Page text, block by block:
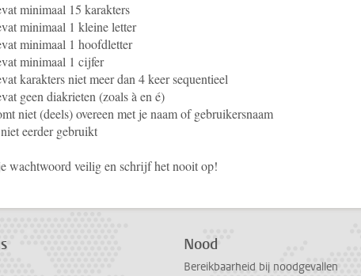
minimaal 15 karakters
minimaal 1 kleine letter
minimaal 1 hoofdletter
minimaal 1 cijfer
karakters niet meer dan 4 keer sequentieel
geen diakrieten (zoals à en é)
niet (deels) overeen met je naam of gebruikersnaam
eerder gebruikt
wachtwoord veilig en schrijf het nooit op!
Nood
Bereikbaarheid bij noodgevallen